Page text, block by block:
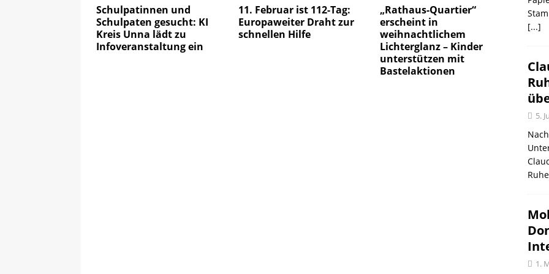
Schulpatinnen und
Schulpaten gesucht: KI
Kreis Unna lädt zu
Infoveranstaltung ein
11. Februar ist 112-Tag:
Europaweiter Draht zur
schnellen Hilfe
„Rathaus-Quartier“
erscheint in
weihnachtlichem
Lichterglanz – Kinder
unterstützen mit
Bastelaktionen
[...]
5.
1.